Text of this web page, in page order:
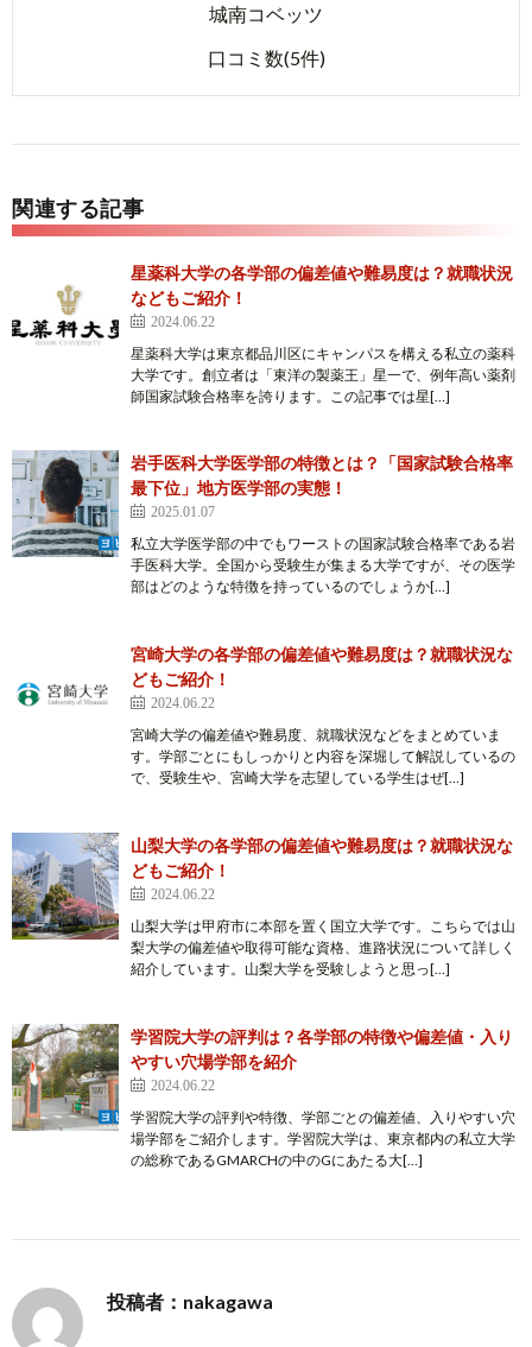
城南コベッツ
口コミ数(5件)
関連する記事
星薬科大学の各学部の偏差値や難易度は？就職状況
などもご紹介！
2024.06.22
星薬科大学は東京都品川区にキャンパスを構える私立の薬科
大学です。創立者は「東洋の製薬王」星一で、例年高い薬剤
師国家試験合格率を誇ります。この記事では星[…]
岩手医科大学医学部の特徴とは？「国家試験合格率
最下位」地方医学部の実態！
2025.01.07
私立大学医学部の中でもワーストの国家試験合格率である岩
手医科大学。全国から受験生が集まる大学ですが、その医学
部はどのような特徴を持っているのでしょうか[…]
宮崎大学の各学部の偏差値や難易度は？就職状況な
どもご紹介！
2024.06.22
宮崎大学の偏差値や難易度、就職状況などをまとめていま
す。学部ごとにもしっかりと内容を深堀して解説しているの
で、受験生や、宮崎大学を志望している学生はぜ[…]
山梨大学の各学部の偏差値や難易度は？就職状況な
どもご紹介！
2024.06.22
山梨大学は甲府市に本部を置く国立大学です。こちらでは山
梨大学の偏差値や取得可能な資格、進路状況について詳しく
紹介しています。山梨大学を受験しようと思っ[…]
学習院大学の評判は？各学部の特徴や偏差値・入り
やすい穴場学部を紹介
2024.06.22
学習院大学の評判や特徴、学部ごとの偏差値、入りやすい穴
場学部をご紹介します。学習院大学は、東京都内の私立大学
の総称であるGMARCHの中のGにあたる大[…]
投稿者：nakagawa